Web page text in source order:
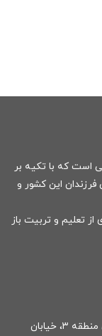
است که با تکیه بر
این کشور و
تعلیم و تربیت باز
نشانی: تهران، خیابان دکتر شریعتی، جنب شهرداری منطقه ۳، خیابان